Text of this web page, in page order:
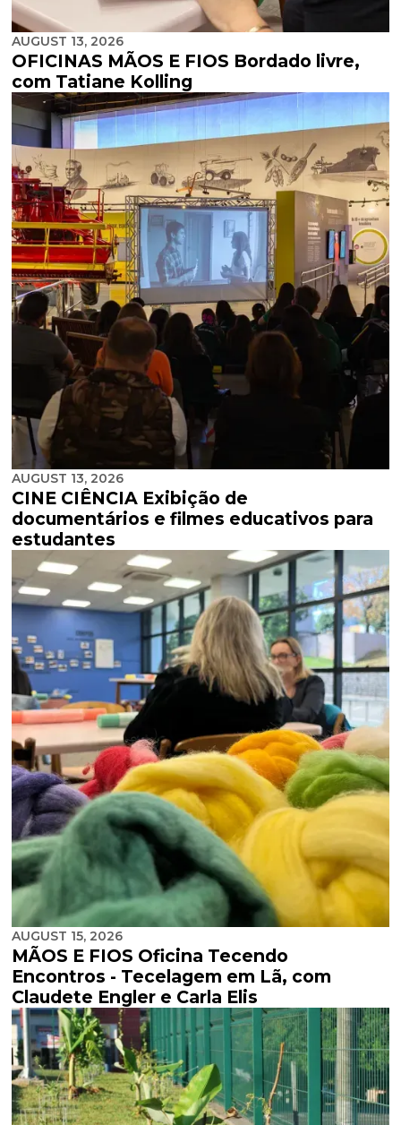
AUGUST 13, 2026
OFICINAS MÃOS E FIOS Bordado livre,
com Tatiane Kolling
AUGUST 13, 2026
CINE CIÊNCIA Exibição de
documentários e filmes educativos para
estudantes
AUGUST 15, 2026
MÃOS E FIOS Oficina Tecendo
Encontros - Tecelagem em Lã, com
Claudete Engler e Carla Elis